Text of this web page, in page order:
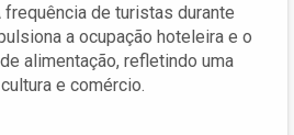
de turistas durante
a ocupação hoteleira e o
alimentação, refletindo uma
e comércio.